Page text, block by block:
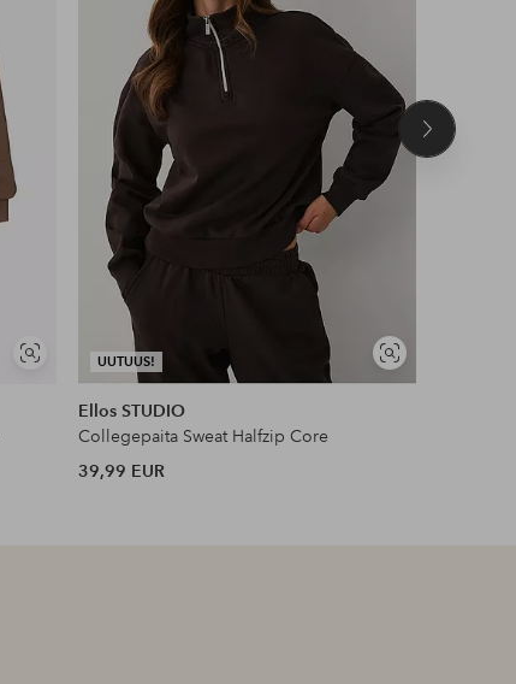
Näytä
samankaltaisia
UUTUUS!
Näytä
samankaltaisia
Ellos STUDIO
Collegepaita Sweat Halfzip Core
39,99 EUR
Seuraava